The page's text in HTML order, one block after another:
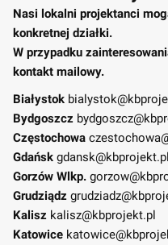
Nasi lokalni projektanci
konkretnej działki.
W przypadku
kontakt mailowy.
Białystok
Bydgoszcz
Częstochowa
Gdańsk gdansk@kbprojekt.pl
Gorzów Wlkp.
Grudziądz
Kalisz kalisz@kbprojekt.pl
Katowice